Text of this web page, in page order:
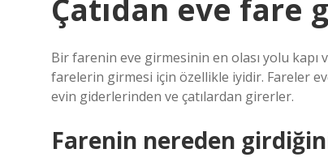
Çatıdan eve fare
Bir farenin eve girmesinin en olası yolu kapı
farelerin girmesi için özellikle iyidir. Fareler
evin giderlerinden ve çatılardan girerler.
Farenin nereden